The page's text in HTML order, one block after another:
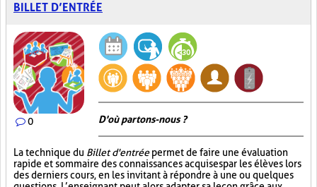
BILLET D’ENTRÉE
0 D'où partons-nous ?
La technique du Billet d'entréepermet de faire une évaluation
rapide et sommaire des connaissances acquises par les élèves lors
des derniers cours, en les invitant à répondre à une ou quelques